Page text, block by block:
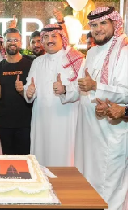
ب
ر
ي
ا
إ
ت
ر
و